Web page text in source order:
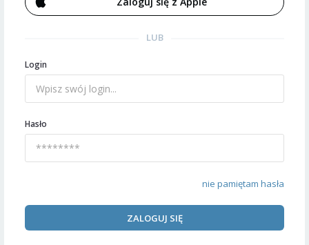
LUB
Login
Hasło
nie pamiętam hasła
ZALOGUJ SIĘ